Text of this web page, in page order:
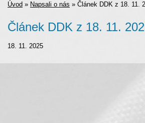
Úvod » Napsali o nás » Článek DDK z 18. 11.
Článek DDK z 18. 11.
18. 11. 2025